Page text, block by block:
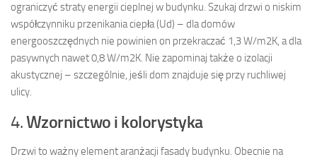
ograniczyć straty energii cieplnej w budynku. Szukaj drzwi o niskim
współczynniku przenikania ciepła (Ud) – dla domów
energooszczędnych nie powinien on przekraczać 1,3 W/m2K, a dla
pasywnych nawet 0,8 W/m2K. Nie zapominaj także o izolacji
akustycznej – szczególnie, jeśli dom znajduje się przy ruchliwej
ulicy.
4.Wzornictwo i kolorystyka
Drzwi to ważny element aranżacji fasady budynku. Obecnie na